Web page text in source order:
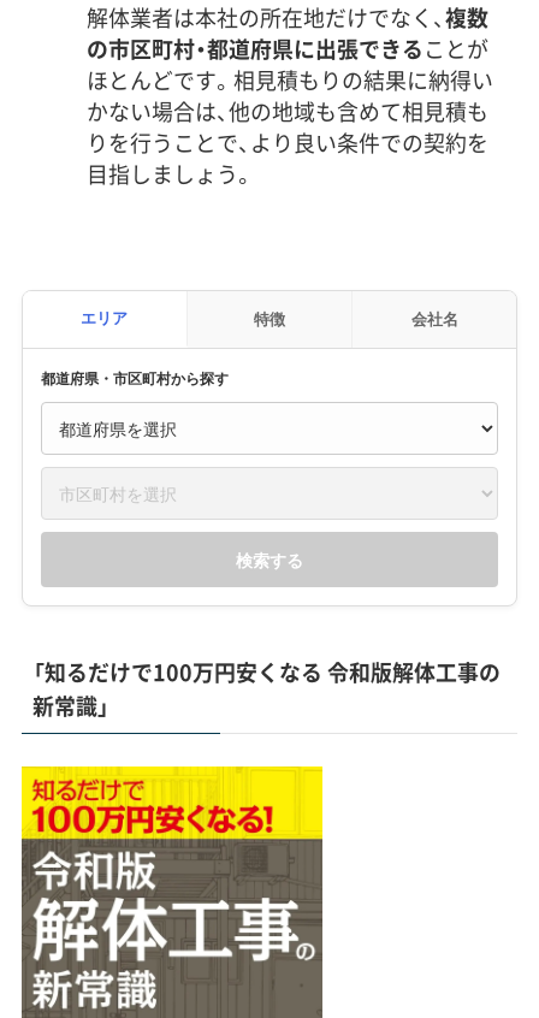
解体業者は本社の所在地だけでなく、複数
の市区町村・都道府県に出張できることが
ほとんどです。相見積もりの結果に納得い
かない場合は、他の地域も含めて相見積も
りを行うことで、より良い条件での契約を
目指しましょう。
エリア 特徴 会社名
都道府県・市区町村から探す
検索する
「知るだけで100万円安くなる 令和版解体工事の
新常識」